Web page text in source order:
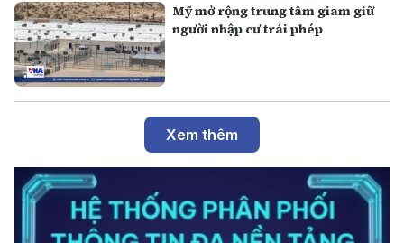
Mỹ mở rộng trung tâm giam giữ
người nhập cư trái phép
Xem thêm